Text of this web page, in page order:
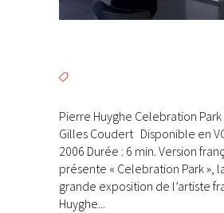
Pierre Huyghe Celebration
Gilles Coudert Disponible en
2006 Durée : 6 min. Version
présente « Celebration Park »,
grande exposition de l’artiste
Huyghe...